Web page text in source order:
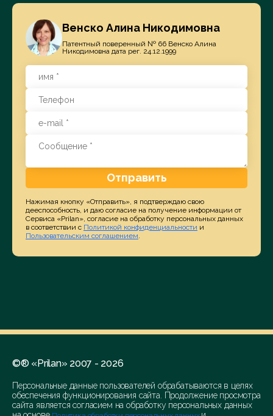
Венско Алина Никодимовна
Патентный поверенный № 66 Венско Алина
Никодимовна дата рег. 24.12.1999
Отправить
Нажимая кнопку «Отправить», я подтверждаю свою
дееспособность, и даю согласие на получение информации от
Сервиса «Prilan», согласие на обработку персональных данных
в соответствии с Политикой конфиденциальности и
Пользовательским соглашением.
©® «Prilan» 2007 - 2026
Персональные данные пользователей обрабатываются в целях
обеспечения функционирования сайта. Продолжение просмотра
сайта является согласием на обработку персональных данных